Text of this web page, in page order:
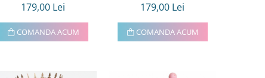
179,00 Lei
COMANDA ACUM
179,00 Lei
COMANDA ACUM